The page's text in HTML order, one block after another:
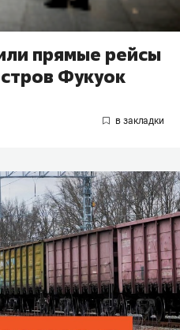
прямые рейсы
Фукуок